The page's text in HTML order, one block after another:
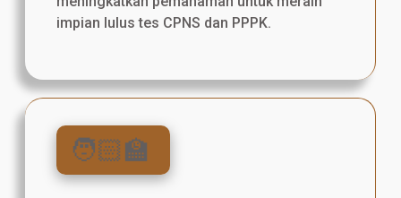
impian lulus tes CPNS dan PPPK.
🧑🏻‍🏫